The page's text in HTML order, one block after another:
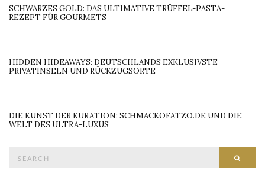
SCHWARZES GOLD: DAS ULTIMATIVE TRÜFFEL-PASTA-
REZEPT FÜR GOURMETS
HIDDEN HIDEAWAYS: DEUTSCHLANDS EXKLUSIVSTE
PRIVATINSELN UND RÜCKZUGSORTE
DIE KUNST DER KURATION: SCHMACKOFATZO.DE UND DIE
WELT DES ULTRA-LUXUS